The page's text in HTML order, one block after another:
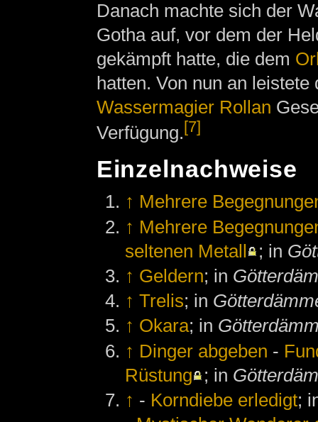
Danach machte sich der
Gotha auf, vor dem der
gekämpft hatte, die dem
hatten. Von nun an
Wassermagier Rollan
Verfügung.[7]
Einzelnachweise
↑ Mehrere
↑ Mehrere
seltenen Metall
; in
↑ Geldern; in
↑ Trelis; in
↑ Okara; in
↑ Dinger abgeben -
Rüstung
; in
↑ - Korndiebe erledigt;